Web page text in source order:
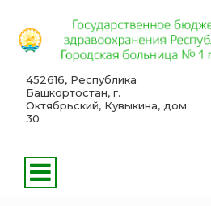
452616, Республика
Башкортостан, г.
Октябрьский, Кувыкина, дом
30